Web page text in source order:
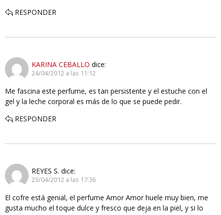
RESPONDER
KARINA CEBALLO dice:
24/04/2012 a las 11:12
Me fascina este perfume, es tan persistente y el estuche con el
gel y la leche corporal es más de lo que se puede pedir.
RESPONDER
REYES S. dice:
23/04/2012 a las 17:36
El cofre está genial, el perfume Amor Amor huele muy bien, me
gusta mucho el toque dulce y fresco que deja en la piel, y si lo